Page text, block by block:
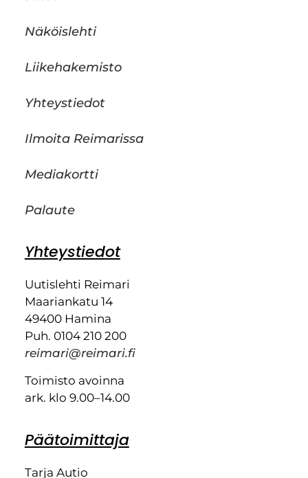
Näköislehti
Liikehakemisto
Yhteystiedot
Ilmoita Reimarissa
Mediakortti
Palaute
Yhteystiedot
Uutislehti Reimari
Maariankatu 14
49400 Hamina
Puh. 0104 210 200
reimari@reimari.fi
Toimisto avoinna
ark. klo 9.00–14.00
Päätoimittaja
Tarja Autio